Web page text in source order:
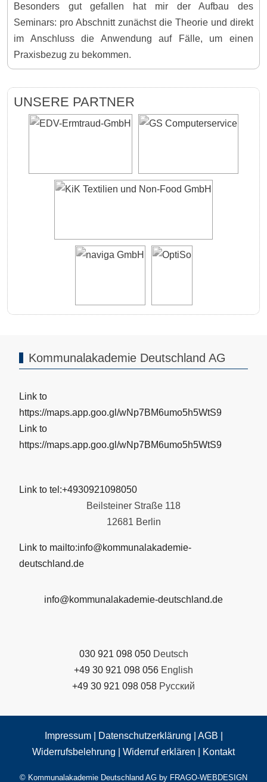
Besonders gut gefallen hat mir der Aufbau des
Seminars: pro Abschnitt zunächst die Theorie und direkt
im Anschluss die Anwendung auf Fälle, um einen
Praxisbezug zu bekommen.
UNSERE PARTNER
Kommunalakademie Deutschland AG
Link to
https://maps.app.goo.gl/wNp7BM6umo5h5WtS9
Link to
https://maps.app.goo.gl/wNp7BM6umo5h5WtS9
Link to tel:+4930921098050
Beilsteiner Straße 118
12681 Berlin
Link to mailto:info@kommunalakademie-
deutschland.de
info@kommunalakademie-deutschland.de
030 921 098 050Deutsch
+49 30 921 098 056 English
+49 30 921 098 058 Русский
Impressum| Datenschutzerklärung AGB
Widerrufsbelehrung
Widerruf erklären Kontakt
© Kommunalakademie Deutschland AG by FRAGO-WEBDESIGN